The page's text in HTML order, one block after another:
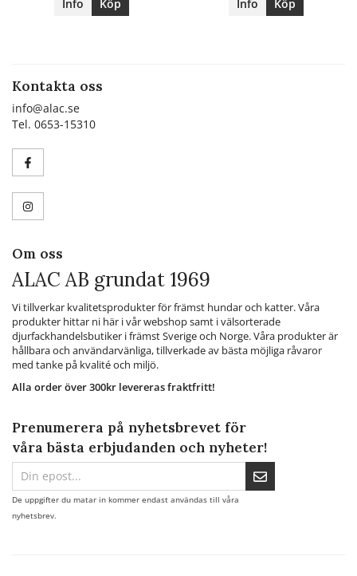
Info Köp Info Köp
Kontakta oss
info@alac.se
Tel. 0653-15310
Om oss
ALAC AB grundat 1969
Vi tillverkar kvalitetsprodukter för främst hundar och katter. Våra
produkter hittar ni här i vår webshop samt i välsorterade
djurfackhandelsbutiker i främst Sverige och Norge. Våra produkter är
hållbara och användarvänliga, tillverkade av bästa möjliga råvaror
med tanke på kvalité och miljö.
Alla order över 300kr levereras fraktfritt!
Prenumerera på nyhetsbrevet för
våra bästa erbjudanden och nyheter!
De uppgifter du matar in kommer endast användas till våra
nyhetsbrev.